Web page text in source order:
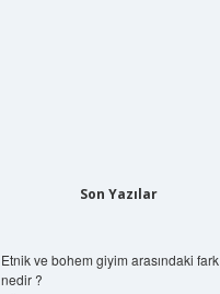
Son Yazılar
Etnik ve bohem giyim arasındaki fark
nedir ?